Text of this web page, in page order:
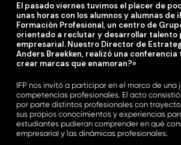
El pasado viernes tuvimos el placer de
unas horas con los alumnos y alumnas de
Formación Profesional, un centro de
orientado a reclutar y desarrollar talento
empresarial.Nuestro Director de
Anders Braekken, realizó una conferencia
crear marcas que enamoran?»
IFP nos invitó a participar en el marco de una
competencias profesionales. El acto
por parte distintos profesionales con
sus propios conocimientos y experiencias
estudiantes pudieran comprender en qué
empresarial y las dinámicas profesionales.